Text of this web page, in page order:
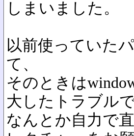
しまいました。
以前使っていた
て、
そのときは
大したトラブル
なんとか自力で